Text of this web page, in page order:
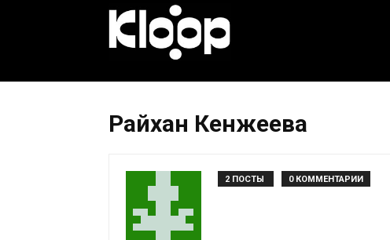
Райхан Кенжеева
2 ПОСТЫ 0 КОММЕНТАРИИ